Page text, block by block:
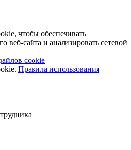
чтобы обеспечивать
веб-сайта и анализировать сетевой
cookie
Правила использования